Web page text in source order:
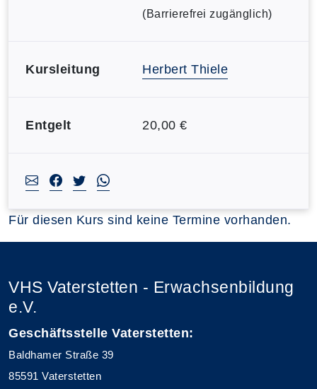
(Barrierefrei zugänglich)
Kursleitung Herbert Thiele
Entgelt 20,00 €
Für diesen Kurs sind keine Termine vorhanden.
VHS Vaterstetten - Erwachsenbildung
e.V.
Geschäftsstelle Vaterstetten:
Baldhamer Straße 39
85591 Vaterstetten